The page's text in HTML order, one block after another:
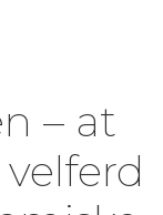
– at